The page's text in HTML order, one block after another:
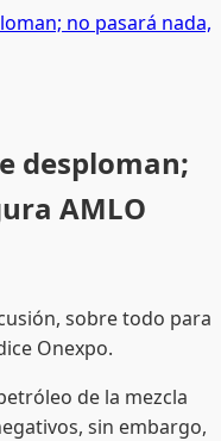
no pasará nada,
desploman;
AMLO
sobre todo para
Onexpo.
de la mezcla
sin embargo,